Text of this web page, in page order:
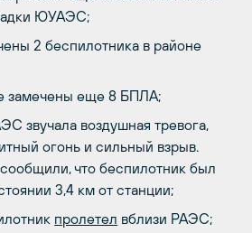
ЮУАЭС;
2 беспилотника в районе
замечены еще 8 БПЛА;
звучала воздушная тревога,
огонь и сильный взрыв.
что беспилотник был
3,4 км от станции;
пролетел вблизи РАЭС;